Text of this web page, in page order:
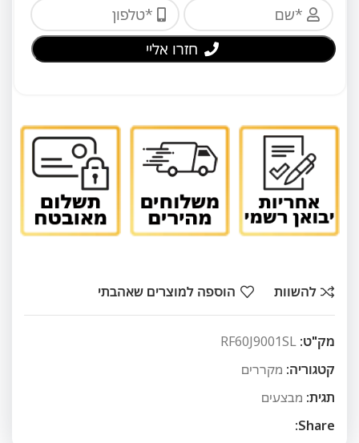
חזרו אליי
להשוות הוספה למוצרים שאהבתי
מק"ט: RF60J9001SL
קטגוריה: מקררים
תגית: מבצעים
Share: